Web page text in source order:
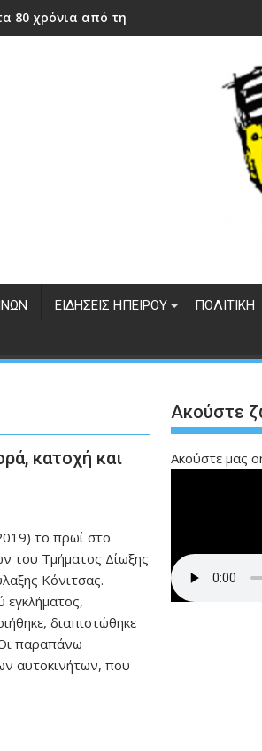
80 χρόνια από την ίδρυση του ΔΣΕ
ΕΙΔΉΣΕΙΣ ΗΠΕΊΡΟΥ ΠΟΛΙΤΙΚΉ
κατοχή και
το πρωί στο
του Τμήματος Δίωξης
Κόνιτσας.
εγκλήματος,
διαπιστώθηκε
παραπάνω
αυτοκινήτων, που
Ακούστε
Ακούστε μας